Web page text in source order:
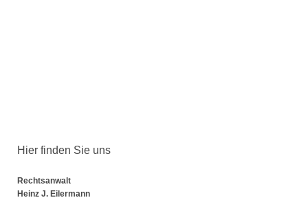
Hier finden Sie uns
Rechtsanwalt
Heinz J. Eilermann